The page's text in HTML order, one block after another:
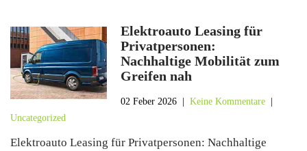
Elektroauto Leasing für
Privatpersonen:
Nachhaltige Mobilität zum
Greifen nah
02 Feber 2026 |Keine Kommentare
Uncategorized
Elektroauto Leasing für Privatpersonen: Nachhaltige